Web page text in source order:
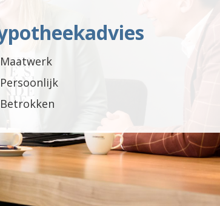
Maatwerk
Persoonlijk
Betrokken